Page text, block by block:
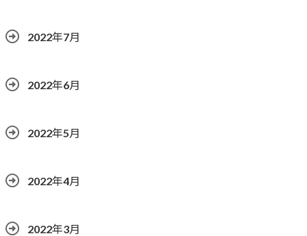
2022年7月
2022年6月
2022年5月
2022年4月
2022年3月